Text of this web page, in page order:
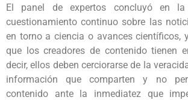
El panel de expertos concluyó en la
cuestionamiento continuo sobre las
en torno a ciencia o avances científicos,
que los creadores de contenido tienen
decir, ellos deben cerciorarse de la
información que comparten y no
contenido ante la inmediatez que